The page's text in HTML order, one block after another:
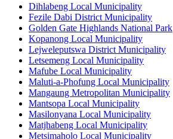
Dihlabeng Local Municipality
Fezile Dabi District Municipality
Golden Gate Highlands National Park
Kopanong Local Municipality
Lejweleputswa District Municipality
Letsemeng Local Municipality
Mafube Local Municipality
Maluti-a-Phofung Local Municipality
Mangaung Metropolitan Municipality
Mantsopa Local Municipality
Masilonyana Local Municipality
Matjhabeng Local Municipality
Metsimaholo Local Municipality